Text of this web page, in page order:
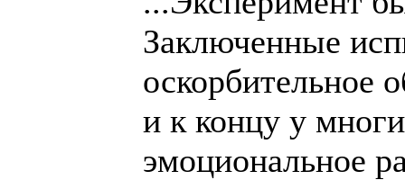
Заключенные
оскорбительное
и к концу у
эмоциональное